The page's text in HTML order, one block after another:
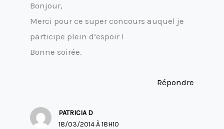
Bonjour,
Merci pour ce super concours auquel je
participe plein d’espoir !
Bonne soirée.
Répondre
PATRICIA D
18/03/2014 À 18H10